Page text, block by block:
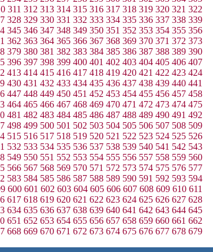
311 312 313 314 315 316 317 318 319 320 321 322
328 329 330 331 332 333 334 335 336 337 338 339
345 346 347 348 349 350 351 352 353 354 355 356
362 363 364 365 366 367 368 369 370 371 372 373
379 380 381 382 383 384 385 386 387 388 389 390
396 397 398 399 400 401 402 403 404 405 406 407
413 414 415 416 417 418 419 420 421 422 423 424
430 431 432 433 434 435 436 437 438 439 440 441
447 448 449 450 451 452 453 454 455 456 457 458
464 465 466 467 468 469 470 471 472 473 474 475
481 482 483 484 485 486 487 488 489 490 491 492
498 499 500 501 502 503 504 505 506 507 508 509
515 516 517 518 519 520 521 522 523 524 525 526
532 533 534 535 536 537 538 539 540 541 542 543
549 550 551 552 553 554 555 556 557 558 559 560
566 567 568 569 570 571 572 573 574 575 576 577
583 584 585 586 587 588 589 590 591 592 593 594
600 601 602 603 604 605 606 607 608 609 610 611
617 618 619 620 621 622 623 624 625 626 627 628
634 635 636 637 638 639 640 641 642 643 644 645
651 652 653 654 655 656 657 658 659 660 661 662
668 669 670 671 672 673 674 675 676 677 678 679